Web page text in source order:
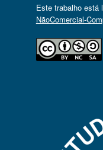
Este trabalho está
NãoComercial-